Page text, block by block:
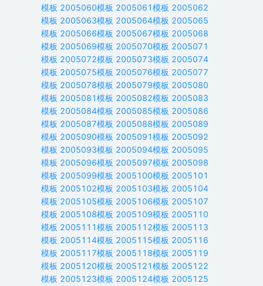
模板 2005060模板 2005061模板 2005062
模板 2005063模板 2005064模板 2005065
模板 2005066模板 2005067模板 2005068
模板 2005069模板 2005070模板 2005071
模板 2005072模板 2005073模板 2005074
模板 2005075模板 2005076模板 2005077
模板 2005078模板 2005079模板 2005080
模板 2005081模板 2005082模板 2005083
模板 2005084模板 2005085模板 2005086
模板 2005087模板 2005088模板 2005089
模板 2005090模板 2005091模板 2005092
模板 2005093模板 2005094模板 2005095
模板 2005096模板 2005097模板 2005098
模板 2005099模板 2005100模板 2005101
模板 2005102模板 2005103模板 2005104
模板 2005105模板 2005106模板 2005107
模板 2005108模板 2005109模板 2005110
模板 2005111模板 2005112模板 2005113
模板 2005114模板 2005115模板 2005116
模板 2005117模板 2005118模板 2005119
模板 2005120模板 2005121模板 2005122
模板 2005123模板 2005124模板 2005125